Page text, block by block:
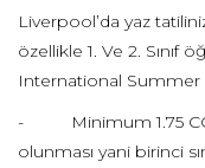
Liverpool’da yaz
özellikle 1. Ve 2. Sınıf
International Summer
- Minimum 1.75
olunması yani birinci